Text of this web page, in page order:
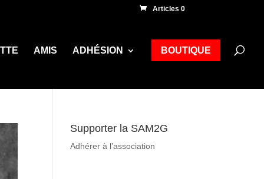
Articles 0
AMIS ADHÉSION BOUTIQUE
Supporter la SAM2G
Adhérer à l’association